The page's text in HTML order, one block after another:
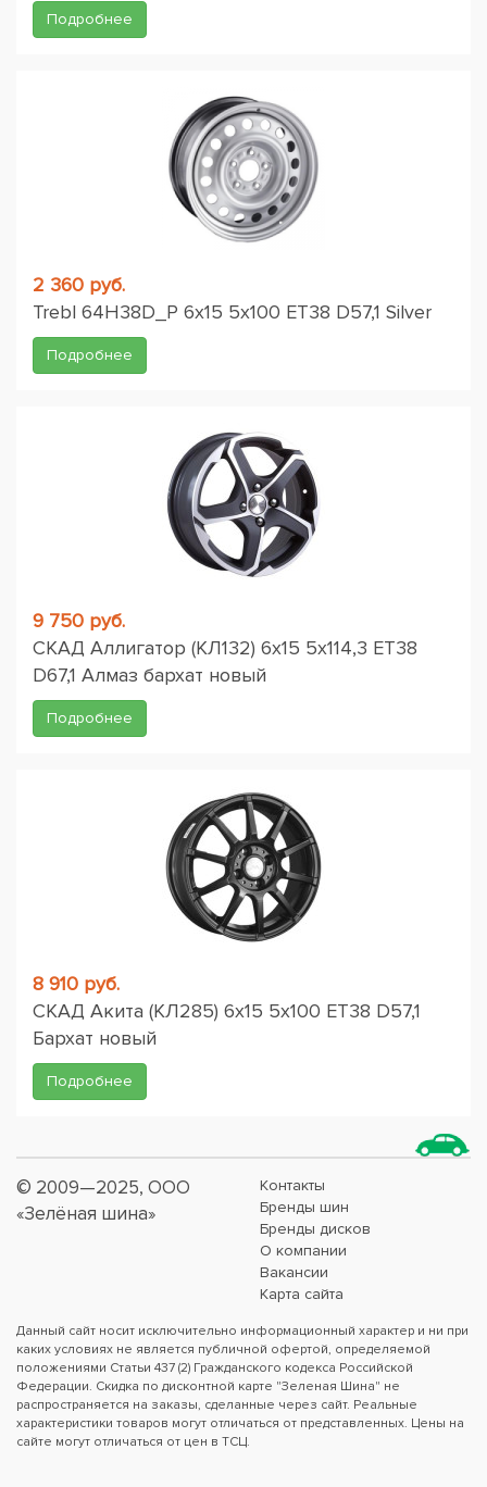
Подробнее
2 360 руб.
Trebl 64H38D_P 6x15 5x100 ET38 D57,1 Silver
Подробнее
9 750 руб.
СКАД Аллигатор (КЛ132) 6x15 5x114,3 ET38
D67,1 Алмаз бархат новый
Подробнее
8 910 руб.
СКАД Акита (КЛ285) 6x15 5x100 ET38 D57,1
Бархат новый
Подробнее
© 2009—2025, ООО
«Зелёная шина»
Контакты
Бренды шин
Бренды дисков
О компании
Вакансии
Карта сайта
Данный сайт носит исключительно информационный характер и ни при
каких условиях не является публичной офертой, определяемой
положениями Статьи 437 (2) Гражданского кодекса Российской
Федерации. Скидка по дисконтной карте "Зеленая Шина" не
распространяется на заказы, сделанные через сайт. Реальные
характеристики товаров могут отличаться от представленных. Цены на
сайте могут отличаться от цен в ТСЦ.